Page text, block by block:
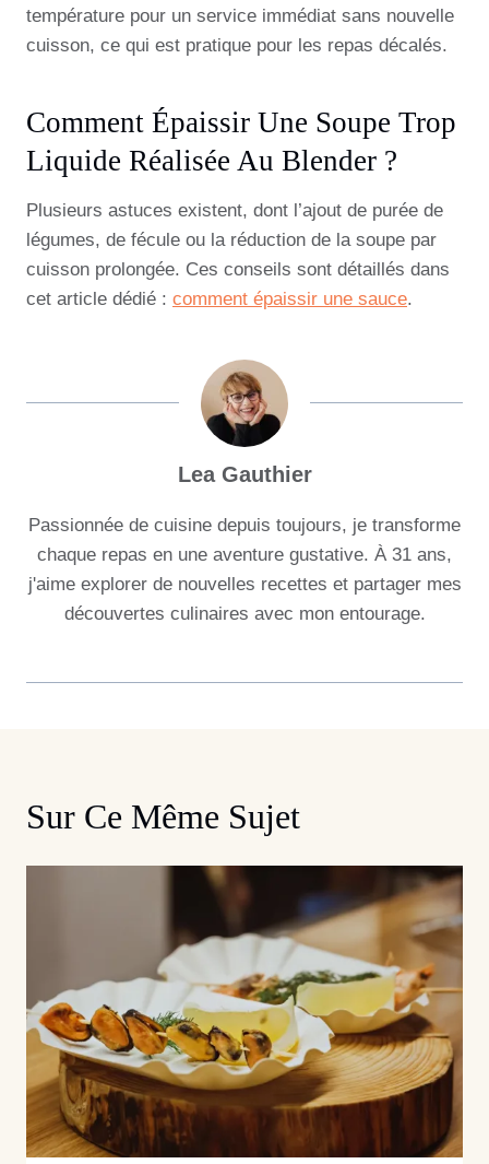
température pour un service immédiat sans nouvelle
cuisson, ce qui est pratique pour les repas décalés.
Comment Épaissir Une Soupe Trop
Liquide Réalisée Au Blender ?
Plusieurs astuces existent, dont l’ajout de purée de
légumes, de fécule ou la réduction de la soupe par
cuisson prolongée. Ces conseils sont détaillés dans
cet article dédié : comment épaissir une sauce.
Lea Gauthier
Passionnée de cuisine depuis toujours, je transforme
chaque repas en une aventure gustative. À 31 ans,
j'aime explorer de nouvelles recettes et partager mes
découvertes culinaires avec mon entourage.
Sur Ce Même Sujet